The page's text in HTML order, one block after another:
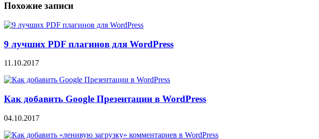
Похожие записи
9 лучших PDF плагинов для WordPress
11.10.2017
Как добавить Google Презентации в WordPress
04.10.2017